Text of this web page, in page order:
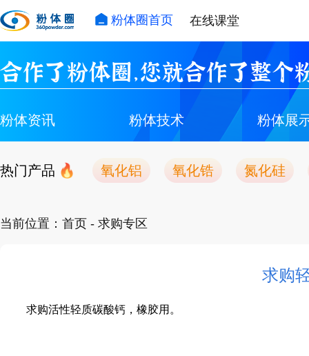
粉体圈首页 在线课堂
合作了粉体圈，您就合作了整个
粉体资讯 粉体技术 粉体展
热门产品 氧化铝 氧化锆 氮化硅
当前位置： 首页 - 求购专区
求购
求购活性轻质碳酸钙，橡胶用。